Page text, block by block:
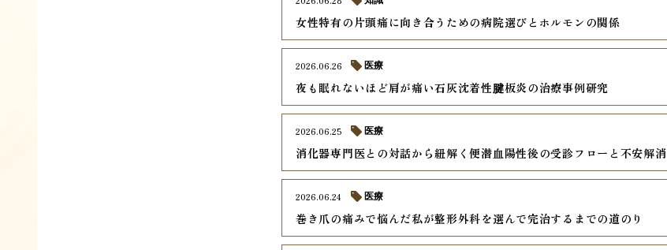
女性特有の片頭痛に向き合うための病院選びとホルモンの関係
夜も眠れないほど肩が痛い石灰沈着性腱板炎の治療事例研究
2026.06.26 医療
消化器専門医との対話から紐解く便潜血陽性後の受診フローと不安解消
2026.06.25 医療
巻き爪の痛みで悩んだ私が整形外科を選んで完治するまでの道のり
2026.06.24 医療